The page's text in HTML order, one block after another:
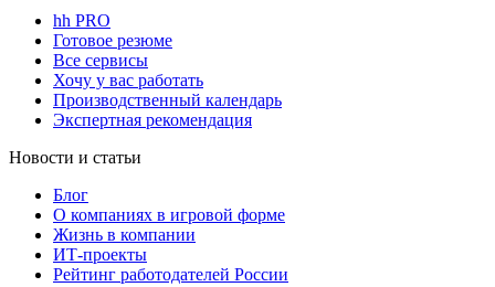
hh PRO
Готовое резюме
Все сервисы
Хочу у вас работать
Производственный календарь
Экспертная рекомендация
Новости и статьи
Блог
О компаниях в игровой форме
Жизнь в компании
ИТ-проекты
Рейтинг работодателей России